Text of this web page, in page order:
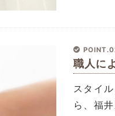
職人に
スタイ
ら、福